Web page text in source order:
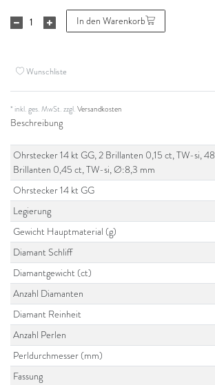
In den Warenkorb
Wunschliste
* inkl. ges. MwSt. zzgl.Versandkosten
Beschreibung
Ohrstecker 14 kt GG, 2 Brillanten 0,15 ct, TW-si, 48
Brillanten 0,45 ct, TW-si, Ø:8,3 mm
Ohrstecker 14 kt GG
Legierung
Gewicht Hauptmaterial (g)
Diamant Schliff
Diamantgewicht (ct)
Anzahl Diamanten
Diamant Reinheit
Anzahl Perlen
Perldurchmesser (mm)
Fassung